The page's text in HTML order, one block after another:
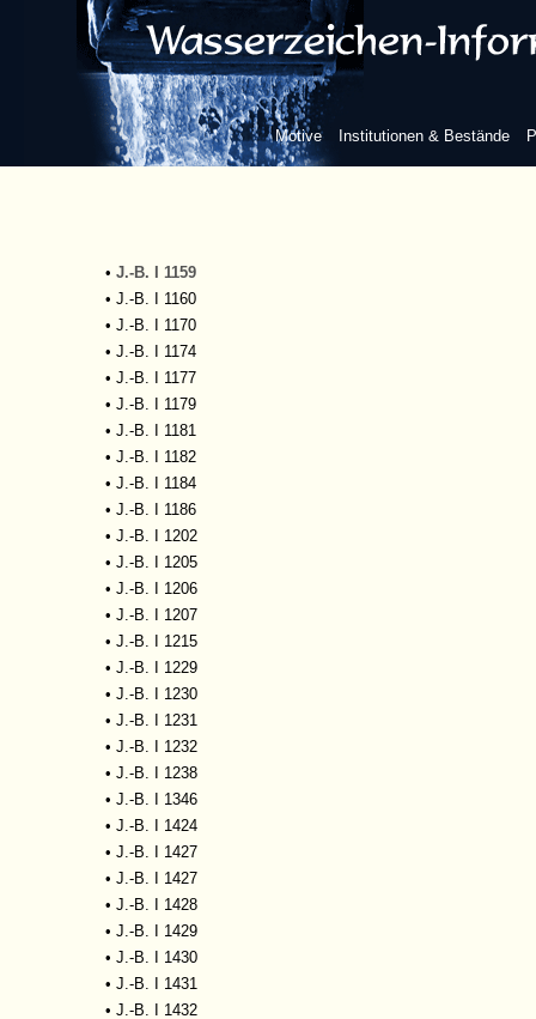
Motive Institutionen & Bestände
• J.-B. I 1062
•J.-B. I 1065
•J.-B. I 1067
•J.-B. I 1085
•J.-B. I 1088
•J.-B. I 1139
•J.-B. I 1145
• J.-B. I 1159
• J.-B. I 1160
• J.-B. I 1170
• J.-B. I 1174
• J.-B. I 1177
• J.-B. I 1179
• J.-B. I 1181
• J.-B. I 1182
• J.-B. I 1184
• J.-B. I 1186
• J.-B. I 1202
• J.-B. I 1205
• J.-B. I 1206
• J.-B. I 1207
• J.-B. I 1215
• J.-B. I 1229
• J.-B. I 1230
• J.-B. I 1231
• J.-B. I 1232
• J.-B. I 1238
• J.-B. I 1346
• J.-B. I 1424
• J.-B. I 1427
• J.-B. I 1427
• J.-B. I 1428
• J.-B. I 1429
• J.-B. I 1430
• J.-B. I 1431
• J.-B. I 1432